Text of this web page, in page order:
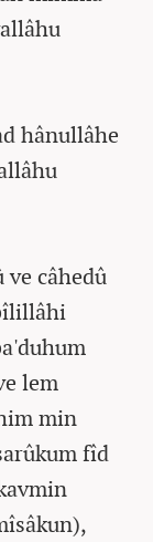
hânullâhe
câhedû
lem
min
fîd